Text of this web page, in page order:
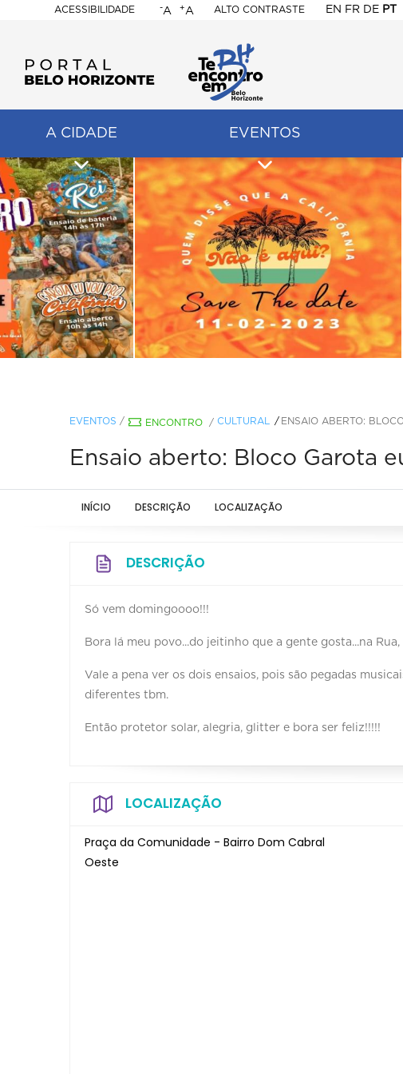
ACESSIBILIDADE
BELO
HORIZONTE
-A +A ALTO CONTRASTE EN FR DE PT
A CIDADE EVENTOS
EVENTOS / ENCONTRO / CULTURAL ENSAIO ABERTO:
Ensaio aberto: Bloco Garota
INÍCIO DESCRIÇÃO LOCALIZAÇÃO
DESCRIÇÃO
Só vem domingoooo!!!
Bora lá meu povo...do jeitinho que a gente gosta...na
Vale a pena ver os dois ensaios, pois são pegadas
diferentes tbm.
Então protetor solar, alegria, glitter e bora ser feliz!!!!!
LOCALIZAÇÃO
Praça da Comunidade - Bairro Dom Cabral
Oeste